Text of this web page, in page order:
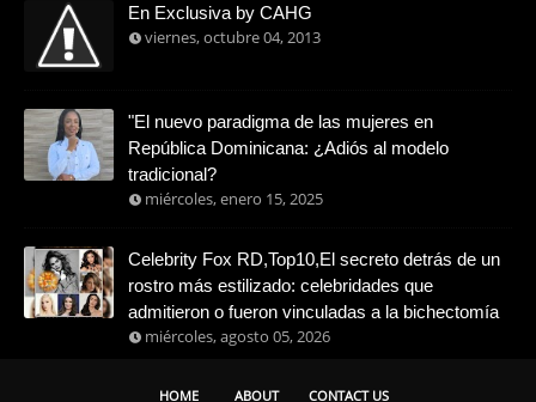
En Exclusiva by CAHG
viernes, octubre 04, 2013
"El nuevo paradigma de las mujeres en
República Dominicana: ¿Adiós al modelo
tradicional?
miércoles, enero 15, 2025
Celebrity Fox RD,Top10,El secreto detrás de un
rostro más estilizado: celebridades que
admitieron o fueron vinculadas a la bichectomía
miércoles, agosto 05, 2026
HOME ABOUT CONTACT US